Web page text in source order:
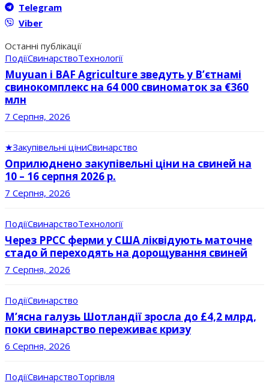
Telegram
Viber
Останні публікації
ПодіїСвинарствоТехнології
Muyuan і BAF Agriculture зведуть у В’єтнамі
свинокомплекс на 64 000 свиноматок за €360
млн
7 Серпня, 2026
★Закупівельні ціниСвинарство
Оприлюднено закупівельні ціни на свиней на
10 – 16 серпня 2026 р.
7 Серпня, 2026
ПодіїСвинарствоТехнології
Через РРСС ферми у США ліквідують маточне
стадо й переходять на дорощування свиней
7 Серпня, 2026
ПодіїСвинарство
М’ясна галузь Шотландії зросла до £4,2 млрд,
поки свинарство переживає кризу
6 Серпня, 2026
ПодіїСвинарствоТоргівля